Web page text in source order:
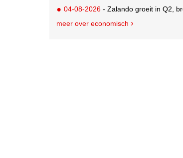
04-08-2026 - Zalando groeit in Q2,
meer over economisch